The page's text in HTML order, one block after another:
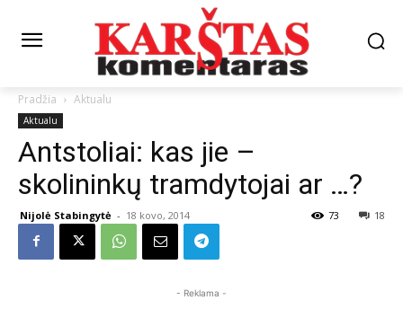
Pradžia Aktualu
Aktualu
Antstoliai: kas jie –
skolininkų tramdytojai ar …?
Nijolė Stabingytė - 18 kovo, 2014 18
73
- Reklama -